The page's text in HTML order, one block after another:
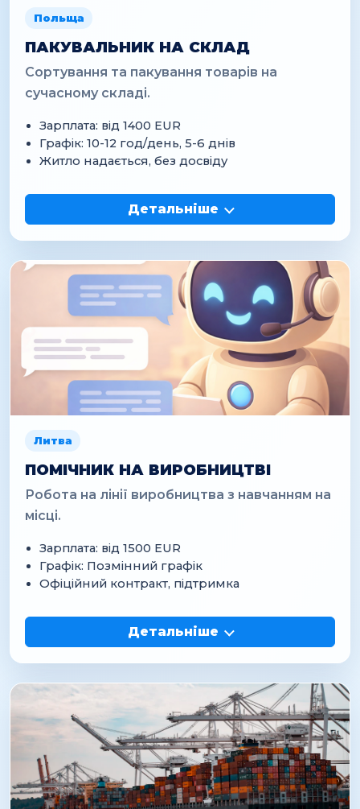
Польща
ПАКУВАЛЬНИК НА СКЛАД
Сортування та пакування товарів на
сучасному складі.
Зарплата: від 1400 EUR
Графік: 10-12 год/день, 5-6 днів
Житло надається, без досвіду
Детальніше
Литва
ПОМІЧНИК НА ВИРОБНИЦТВІ
Робота на лінії виробництва з навчанням на
місці.
Зарплата: від 1500 EUR
Графік: Позмінний графік
Офіційний контракт, підтримка
Детальніше